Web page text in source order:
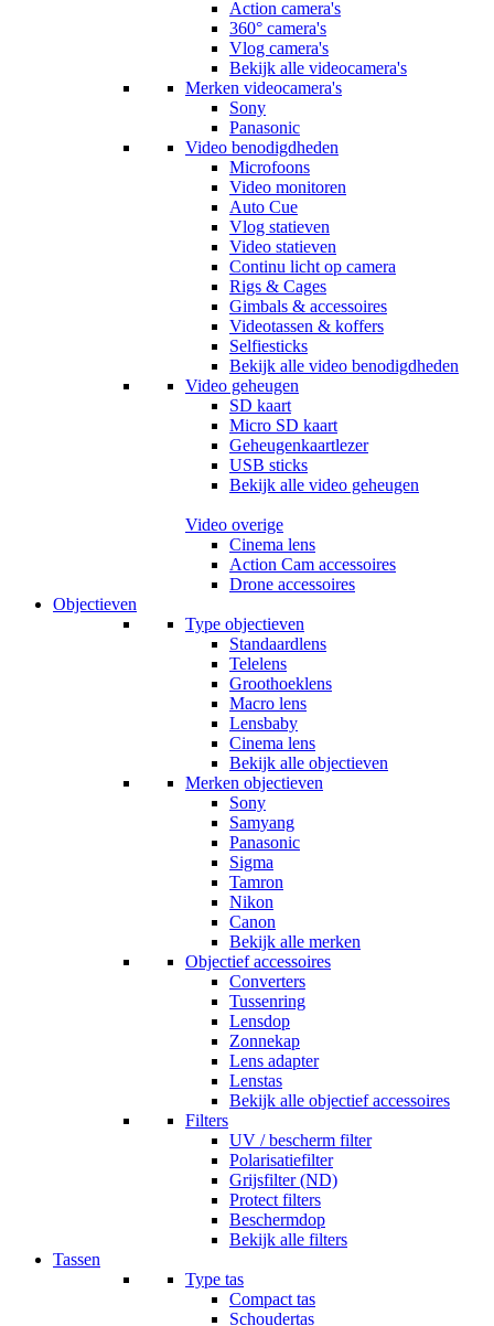
Action camera's
360° camera's
Vlog camera's
Bekijk alle videocamera's
Merken videocamera's
Sony
Panasonic
Video benodigdheden
Microfoons
Video monitoren
Auto Cue
Vlog statieven
Video statieven
Continu licht op camera
Rigs & Cages
Gimbals & accessoires
Videotassen & koffers
Selfiesticks
Bekijk alle video benodigdheden
Video geheugen
SD kaart
Micro SD kaart
Geheugenkaartlezer
USB sticks
Bekijk alle video geheugen
Video overige
Cinema lens
Action Cam accessoires
Drone accessoires
Objectieven
Type objectieven
Standaardlens
Telelens
Groothoeklens
Macro lens
Lensbaby
Cinema lens
Bekijk alle objectieven
Merken objectieven
Sony
Samyang
Panasonic
Sigma
Tamron
Nikon
Canon
Bekijk alle merken
Objectief accessoires
Converters
Tussenring
Lensdop
Zonnekap
Lens adapter
Lenstas
Bekijk alle objectief accessoires
Filters
UV / bescherm filter
Polarisatiefilter
Grijsfilter (ND)
Protect filters
Beschermdop
Bekijk alle filters
Tassen
Type tas
Compact tas
Schoudertas